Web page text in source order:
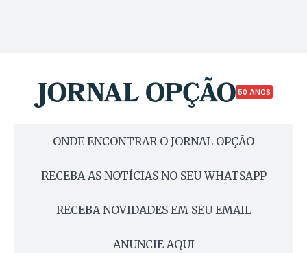
50 ANOS
ONDE ENCONTRAR O JORNAL OPÇÃO
RECEBA AS NOTÍCIAS NO SEU WHATSAPP
RECEBA NOVIDADES EM SEU EMAIL
ANUNCIE AQUI